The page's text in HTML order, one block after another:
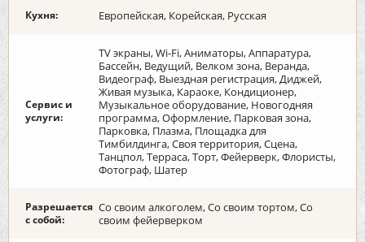
Кухня: Европейская, Корейская, Русская
Сервис и
услуги:
TV экраны, Wi-Fi, Аниматоры, Аппаратура,
Бассейн, Ведущий, Велком зона, Веранда,
Видеограф, Выездная регистрация, Диджей,
Живая музыка, Караоке, Кондиционер,
Музыкальное оборудование, Новогодняя
программа, Оформление, Парковая зона,
Парковка, Плазма, Площадка для
Тимбилдинга, Своя территория, Сцена,
Танцпол, Терраса, Торт, Фейерверк, Флористы,
Фотограф, Шатер
Разрешается
с собой:
Со своим алкоголем, Со своим тортом, Со
своим фейерверком